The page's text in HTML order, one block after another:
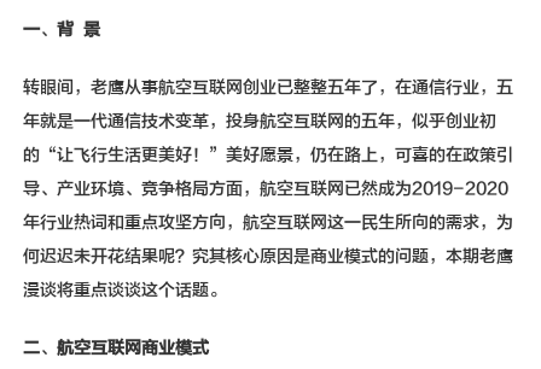
一、 背 景
转眼间，老鹰从事航空互联网创业已整整五年了，在通信行业，五
年就是一代通信技术变革，投身航空互联网的五年，似乎创业初
的“让飞行生活更美好！”美好愿景，仍在路上，可喜的在政策引
导、产业环境、竞争格局方面，航空互联网已然成为2019-2020
年行业热词和重点攻坚方向，航空互联网这一民生所向的需求，为
何迟迟未开花结果呢？究其核心原因是商业模式的问题，本期老鹰
漫谈将重点谈谈这个话题。
二、 航空互联网商业模式